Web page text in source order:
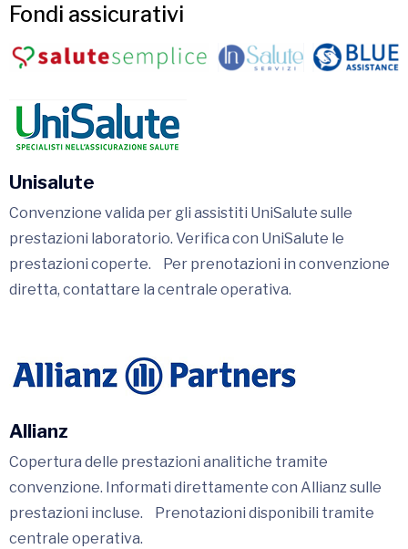
Fondi assicurativi
Unisalute
Convenzione valida per gli assistiti UniSalute sulle
prestazioni laboratorio. Verifica con UniSalute le
prestazioni coperte. Per prenotazioni in convenzione
diretta, contattare la centrale operativa.
Allianz
Copertura delle prestazioni analitiche tramite
convenzione. Informati direttamente con Allianz sulle
prestazioni incluse. Prenotazioni disponibili tramite
centrale operativa.